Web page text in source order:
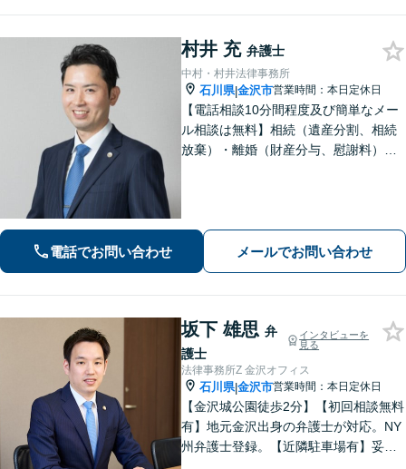
村井 充 弁護士
中村・村井法律事務所
石川県|金沢市営業時間：本日定休日
【電話相談10分間程度及び簡単なメー
ル相談は無料】相続（遺産分割、相続
放棄）・離婚（財産分与、慰謝料）・
やすい言葉での説明を心がけていま
電話でお問い合わせ メールでお問い合わせ
坂下 雄思 弁
護士
インタビューを
見る
法律事務所Z 金沢オフィス
石川県|金沢市営業時間：本日定休日
【金沢城公園徒歩2分】【初回相談無料
有】地元金沢出身の弁護士が対応。NY
州弁護士登録。【近隣駐車場有】妥協